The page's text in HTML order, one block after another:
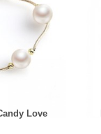
Love